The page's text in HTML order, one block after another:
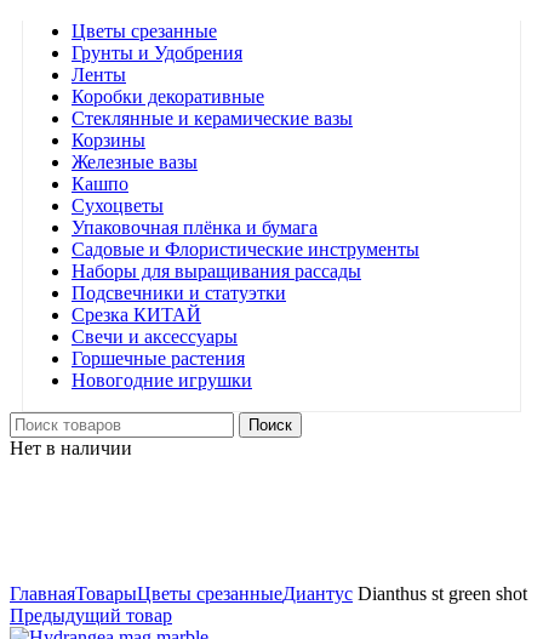
Цветы срезанные
Грунты и Удобрения
Ленты
Коробки декоративные
Стеклянные и керамические вазы
Корзины
Железные вазы
Кашпо
Сухоцветы
Упаковочная плёнка и бумага
Садовые и Флористические инструменты
Наборы для выращивания рассады
Подсвечники и статуэтки
Срезка КИТАЙ
Свечи и аксессуары
Горшечные растения
Новогодние игрушки
Поиск
Нет в наличии
ГлавнаяТоварыЦветы срезанныеДиантус Dianthus st green shot
Предыдущий товар